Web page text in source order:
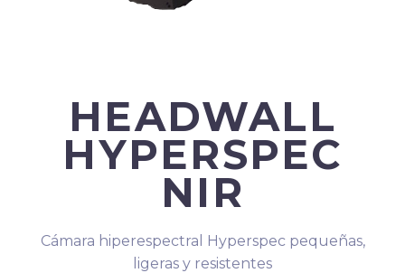
HEADWALL
HYPERSPEC
NIR
Cámara hiperespectral Hyperspec pequeñas,
ligeras y resistentes